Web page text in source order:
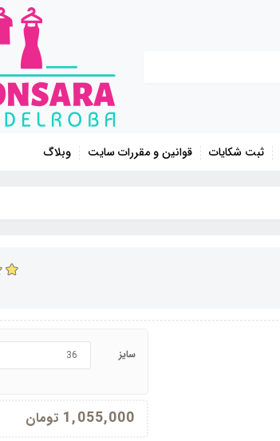
ثبت شکایات قوانین و مقررات سایت وبلاگ
سایز
1,055,000 تومان